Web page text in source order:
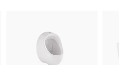
Imagem do